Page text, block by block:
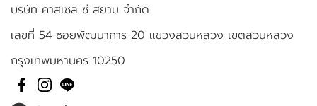
บริษัท คาสเซิล ซี สยาม จำกัด
เลขที่ 54 ซอยพัฒนาการ 20 แขวงสวนหลวง เขตสวนหลวง
กรุงเทพมหานคร 10250